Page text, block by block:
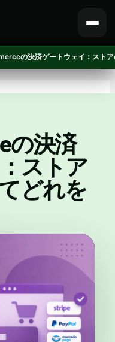
の決済ゲートウェイ：スト
の決済
ストア
どれを